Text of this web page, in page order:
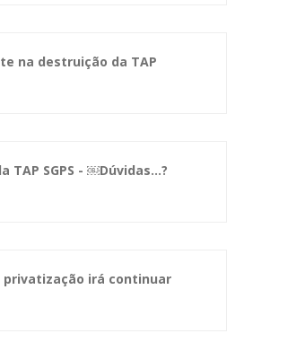
na destruição da TAP
TAP SGPS - ￼Dúvidas...?
privatização irá continuar